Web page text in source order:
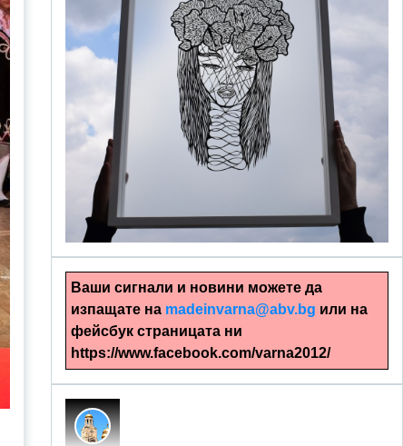
alinapapercut.com
Ръчно изрязани картини
Ваши сигнали и новини можете да
изпащате на madeinvarna@abv.bg или на
фейсбук страницата ни
https://www.facebook.com/varna2012/